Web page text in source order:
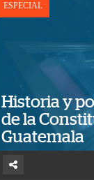
ESPECIAL
Historia y
de la
Guatemala